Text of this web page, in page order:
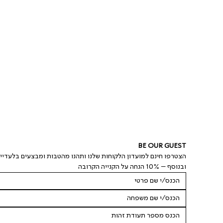
BE OUR GUEST
הצטרפו חינם למועדון הלקוחות שלנו ותהנו מהטבות ומבצעים
ובנוסף – 10% הנחה על הקנייה הקרובה